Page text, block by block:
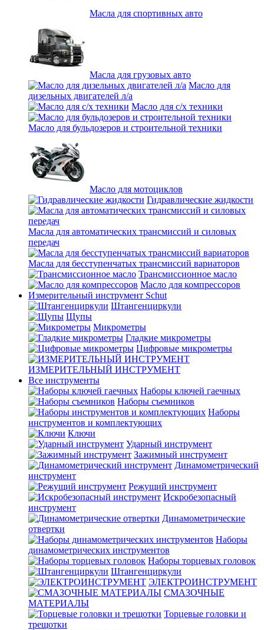
Масла для спортивных авто
Масла для грузовых авто
Масло для
дизельных двигателей л/а
Масло для с/х техники
Масло для бульдозеров и строительной техники
Масло для мотоциклов
Гидравлические жидкости
Масла для автоматических трансмиссий и силовых
передач
Масла для бесступенчатых трансмиссий вариаторов
Трансмиссионное масло
Масло для компрессоров
Измерительный инструмент Schut
Штангенциркули
Щупы
Микрометры
Гладкие микрометры
Цифровые микрометры
ИЗМЕРИТЕЛЬНЫЙ ИНСТРУМЕНТ
Все инструменты
Наборы ключей гаечных
Наборы съемников
Наборы
инструментов и комплектующих
Ключи
Ударный инструмент
Зажимный инструмент
Динамометрический
инструмент
Режущий инструмент
Искробезопасный
инструмент
Динамометрические
отвертки
Наборы
динамометрических инструментов
Наборы торцевых головок
Штангенциркули
ЭЛЕКТРОИНСТРУМЕНТ
СМАЗОЧНЫЕ
МАТЕРИАЛЫ
Торцевые головки и
трещотки